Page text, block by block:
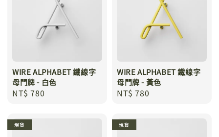
WIRE ALPHABET 鐵線字
母門牌 - 白色
Regular
NT$ 780
WIRE ALPHABET 鐵線字
母門牌 - 黃色
Regular
NT$ 780
現貨 現貨